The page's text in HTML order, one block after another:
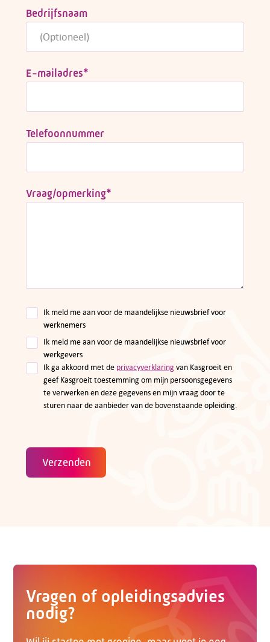
Bedrijfsnaam
E-mailadres*
Telefoonnummer
Vraag/opmerking*
Ik meld me aan voor de maandelijkse nieuwsbrief voor
werknemers
Ik meld me aan voor de maandelijkse nieuwsbrief voor
werkgevers
Ik ga akkoord met de privacyverklaringvan Kasgroeit en
geef Kasgroeit toestemming om mijn persoonsgegevens
te verwerken en deze gegevens en mijn vraag door te
sturen naar de aanbieder van de bovenstaande opleiding.
Verzenden
Vragen of opleidingsadvies
nodig?